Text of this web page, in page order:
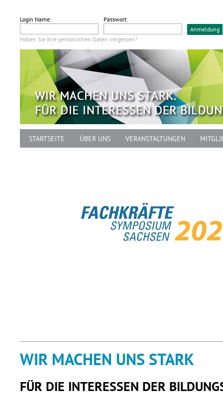
Login Name: Passwort:
Haben Sie Ihre persönlichen Daten vergessen?
STARTSEITE ÜBER UNS VERANSTALTUNGEN
WIR MACHEN UNS STARK
FÜR DIE INTERESSEN DER